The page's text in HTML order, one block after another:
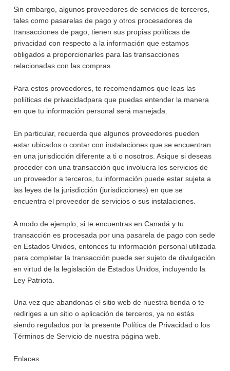
Sin embargo, algunos proveedores de servicios de terceros,
tales como pasarelas de pago y otros procesadores de
transacciones de pago, tienen sus propias políticas de
privacidad con respecto a la información que estamos
obligados a proporcionarles para las transacciones
relacionadas con las compras.
Para estos proveedores, te recomendamos que leas las
poliíticas de privacidadpara que puedas entender la manera
en que tu información personal será manejada.
En particular, recuerda que algunos proveedores pueden
estar ubicados o contar con instalaciones que se encuentran
en una jurisdicción diferente a ti o nosotros. Asique si deseas
proceder con una transacción que involucra los servicios de
un proveedor a terceros, tu información puede estar sujeta a
las leyes de la jurisdicción (jurisdicciones) en que se
encuentra el proveedor de servicios o sus instalaciones.
A modo de ejemplo, si te encuentras en Canadá y tu
transacción es procesada por una pasarela de pago con sede
en Estados Unidos, entonces tu información personal utilizada
para completar la transacción puede ser sujeto de divulgación
en virtud de la legislación de Estados Unidos, incluyendo la
Ley Patriota.
Una vez que abandonas el sitio web de nuestra tienda o te
rediriges a un sitio o aplicación de terceros, ya no estás
siendo regulados por la presente Política de Privacidad o los
Términos de Servicio de nuestra página web.
Enlaces